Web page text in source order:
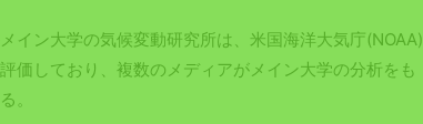
イン大学の気候変動研究所は、米国海洋大気庁(NOAA)
価しており、複数のメディアがメイン大学の分析をも
。